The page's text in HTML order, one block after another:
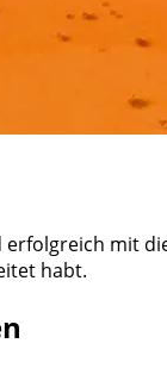
mit
habt.